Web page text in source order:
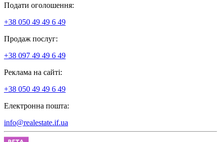
Подати оголошення:
+38 050 49 49 6 49
Продаж послуг:
+38 097 49 49 6 49
Реклама на сайті:
+38 050 49 49 6 49
Електронна пошта:
info@realestate.if.ua